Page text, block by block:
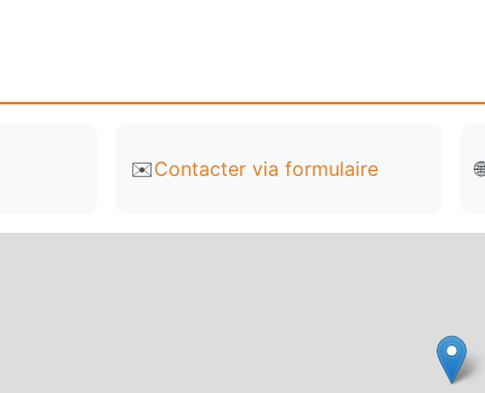
✉️Contacter via formulaire